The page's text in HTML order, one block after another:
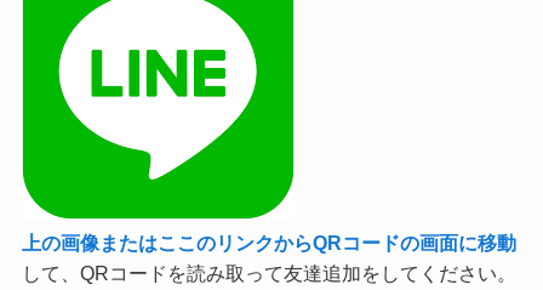
上の画像またはここのリンクからQRコードの画面に移動
して、QRコードを読み取って友達追加をしてください。